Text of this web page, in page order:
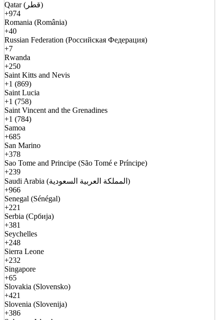
Qatar (قطر)
+974
Romania (România)
+40
Russian Federation (Российская Федерация)
+7
Rwanda
+250
Saint Kitts and Nevis
+1 (869)
Saint Lucia
+1 (758)
Saint Vincent and the Grenadines
+1 (784)
Samoa
+685
San Marino
+378
Sao Tome and Principe (São Tomé e Príncipe)
+239
Saudi Arabia (المملكة العربية السعودية)
+966
Senegal (Sénégal)
+221
Serbia (Србија)
+381
Seychelles
+248
Sierra Leone
+232
Singapore
+65
Slovakia (Slovensko)
+421
Slovenia (Slovenija)
+386